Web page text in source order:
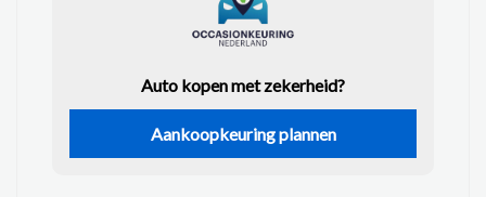
Auto kopen met zekerheid?
Aankoopkeuring plannen